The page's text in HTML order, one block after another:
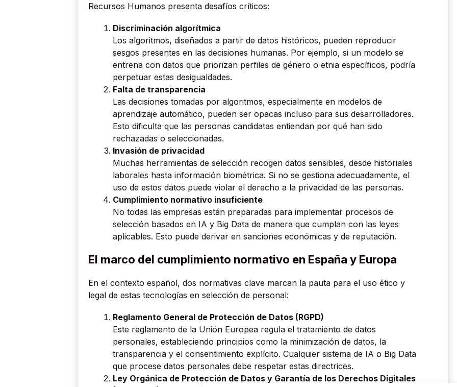
Recursos Humanos presenta desafíos críticos:
Discriminación algorítmica
Los algoritmos, diseñados a partir de datos históricos, pueden reproducir
sesgos presentes en las decisiones humanas. Por ejemplo, si un modelo se
entrena con datos que priorizan perfiles de género o etnia específicos, podría
perpetuar estas desigualdades.
Falta de transparencia
Las decisiones tomadas por algoritmos, especialmente en modelos de
aprendizaje automático, pueden ser opacas incluso para sus desarrolladores.
Esto dificulta que las personas candidatas entiendan por qué han sido
rechazadas o seleccionadas.
Invasión de privacidad
Muchas herramientas de selección recogen datos sensibles, desde historiales
laborales hasta información biométrica. Si no se gestiona adecuadamente, el
uso de estos datos puede violar el derecho a la privacidad de las personas.
Cumplimiento normativo insuficiente
No todas las empresas están preparadas para implementar procesos de
selección basados en IA y Big Data de manera que cumplan con las leyes
aplicables. Esto puede derivar en sanciones económicas y de reputación.
El marco del cumplimiento normativo en España y Europa
En el contexto español, dos normativas clave marcan la pauta para el uso ético y
legal de estas tecnologías en selección de personal:
Reglamento General de Protección de Datos (RGPD)
Este reglamento de la Unión Europea regula el tratamiento de datos
personales, estableciendo principios como la minimización de datos, la
transparencia y el consentimiento explícito. Cualquier sistema de IA o Big Data
que procese datos personales debe respetar estas directrices.
Ley Orgánica de Protección de Datos y Garantía de los Derechos Digitales